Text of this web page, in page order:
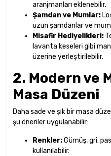
aranjmanları eklenebilir.
Şamdan ve Mumlar:
uzun şamdanlar ve
Misafir Hediyelikleri:
lavanta keseleri gibi
üzerine yerleştirilebilir.
2. Modern ve
Masa Düzeni
Daha sade ve şık bir masa
şu öneriler uygulanabilir:
Renkler:Gümüş, gri,
kullanılabilir.